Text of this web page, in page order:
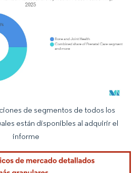
El uso requiere atribución según CC BY 4.0.
de segmentos de todos los
están disponibles al adquirir el
informe